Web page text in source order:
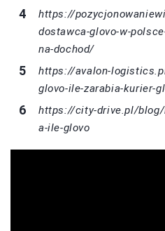
https://
dostawca-glovo-w-
na-dochod/
https://avalon-
glovo-ile-zarabia-kurier-
https://city-drive.pl/blog/
a-ile-glovo